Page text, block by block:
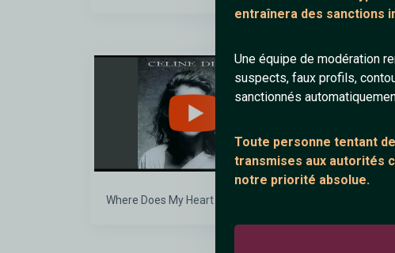
entraînera des sanctions
Une équipe de modération
suspects, faux profils,
sanctionnés
Toute personne tentant
transmises aux autorités
notre priorité absolue.
EssentiELLE
Where Does My Heart Beat Now